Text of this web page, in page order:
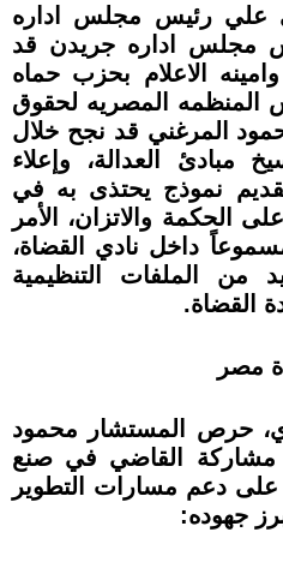
علي رئيس مجلس اداره
مجلس اداره جريدن قد
وامينه الاعلام بحزب حماه
المنظمه المصريه لحقوق
المرغني قد نجح خلال
العدالة، وإعلاء
نموذج يحتذى به في
الحكمة والاتزان، الأمر
داخل نادي القضاة،
من الملفات التنظيمية
القضاة.
مصر
حرص المستشار محمود
مشاركة القاضي في صنع
على دعم مسارات التطوير
جهوده: